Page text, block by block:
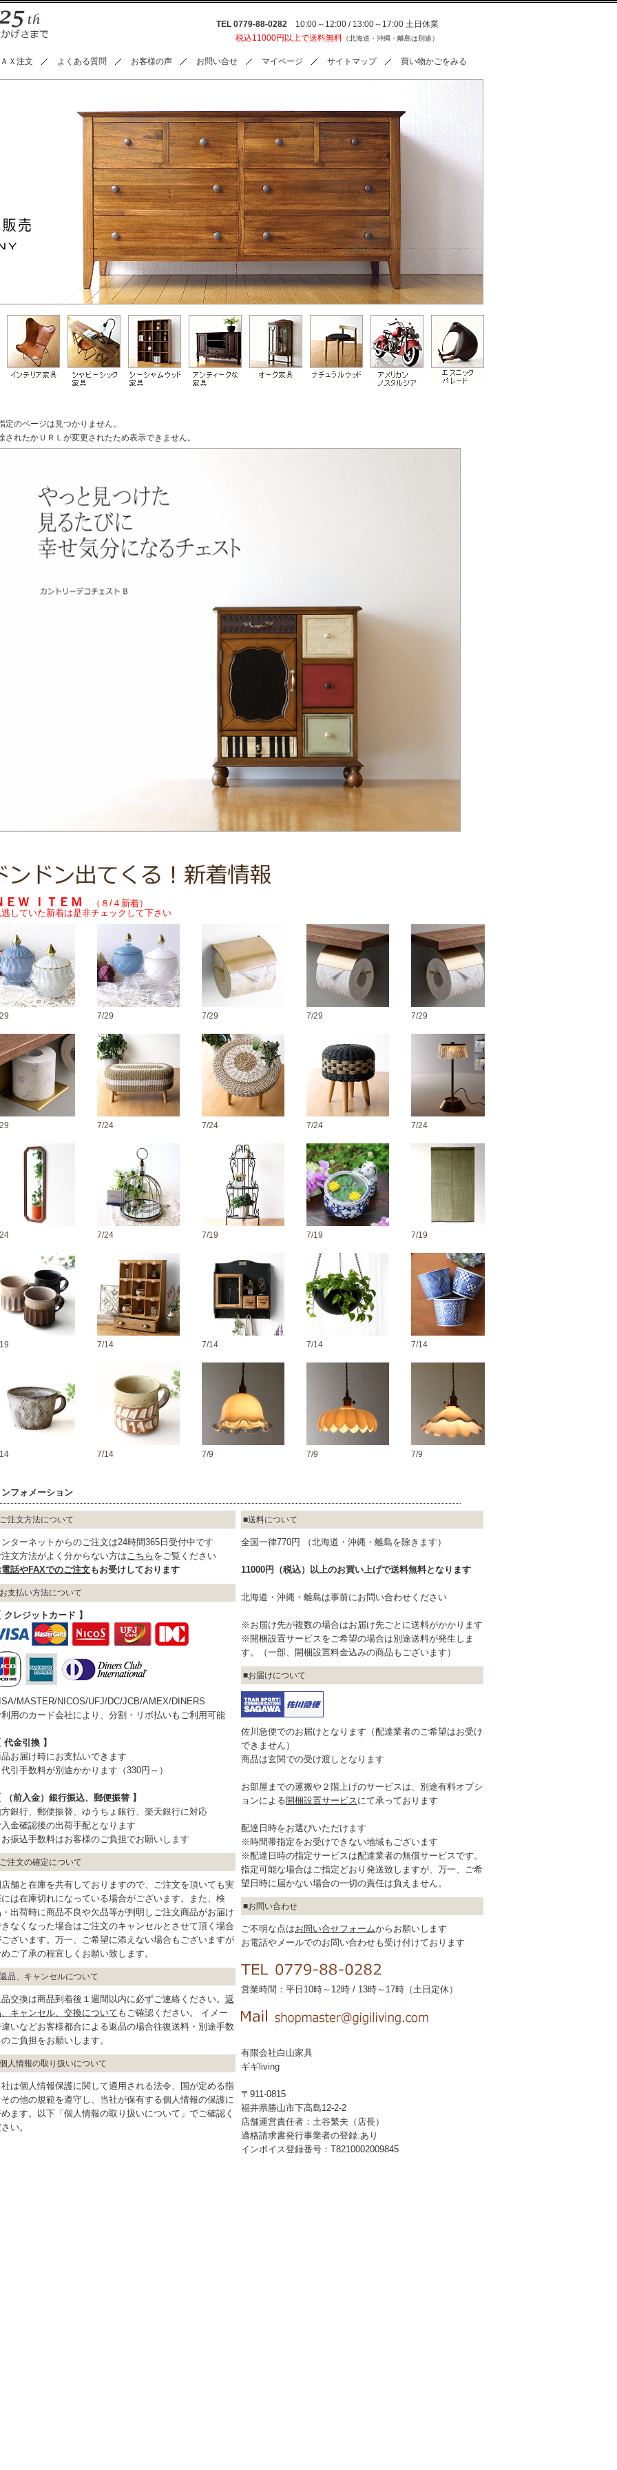
TEL 0779-88-0282 10:00～12:00 / 13:00～17:00 土日休業
税込11000円以上で送料無料 （北海道・沖縄・離島は別途）
Ｘ注文 よくある質問 お客様の声 お問い合せ マイページ サイトマップ 買い物かごをみる
定のページは見つかりません。
されたかＵＲＬが変更されたため表示できません。
ＥＷ ＩＴＥＭ
（８/４新着）
していた新着は是非チェックして下さい
7/29 7/29 7/29 7/29
7/24 7/24 7/24 7/24
7/24 7/19 7/19 7/19
7/14 7/14 7/14 7/14
7/14 7/9 7/9 7/9
フォメーション
ご注文方法について
ターネットからのご注文は24時間365日受付中です
文方法がよく分からない方はこちら をご覧ください
話やFAXでのご注文もお受けしております
お支払い方法について
クレジットカード 】
MASTER/NICOS/UFJ/DC/JCB/AMEX/DINERS
用のカード会社により、分割・リボ払いもご利用可能
代金引換 】
お届け時にお支払いできます
引手数料が別途かかります（330円～）
（前入金）銀行振込、郵便振替 】
銀行、郵便振替、ゆうちょ銀行、楽天銀行に対応
金確認後の出荷手配となります
振込手数料はお客様のご負担でお願いします
ご注文の確定について
舗と在庫を共有しておりますので、ご注文を頂いても実
は在庫切れになっている場合がございます。また、検
出荷時に商品不良や欠品等が判明しご注文商品がお届け
なくなった場合はご注文のキャンセルとさせて頂く場合
ざいます。万一、ご希望に添えない場合もございますが
ご了承の程宜しくお願い致します。
返品、キャンセルについて
交換は商品到着後１週間以内に必ずご連絡ください。 返
キャンセル、交換について もご確認ください。 イメー
いなどお客様都合による返品の場合往復送料・別途手数
ご負担をお願いします。
個人情報の取り扱いについて
は個人情報保護に関して適用される法令、国が定める指
の他の規範を遵守し、当社が保有する個人情報の保護に
ます。以下「個人情報の取り扱いについて」でご確認く
い。
送料について
全国一律770円 （北海道・沖縄・離島を除きます）
11000円（税込）以上のお買い上げで送料無料となります
北海道・沖縄・離島は事前にお問い合わせください
※お届け先が複数の場合はお届け先ごとに送料がかかります
※開梱設置サービスをご希望の場合は別途送料が発生しま
す。（一部、開梱設置料金込みの商品もございます）
お届けについて
佐川急便でのお届けとなります（配達業者のご希望はお受け
できません）
商品は玄関での受け渡しとなります
お部屋までの運搬や２階上げのサービスは、別途有料オプシ
ョンによる開梱設置サービスにて承っております
配達日時をお選びいただけます
※時間帯指定をお受けできない地域もございます
※配達日時の指定サービスは配達業者の無償サービスです。
指定可能な場合はご指定どおり発送致しますが、万一、ご希
望日時に届かない場合の一切の責任は負えません。
お問い合わせ
ご不明な点はお問い合せフォームからお願いします
お電話やメールでのお問い合わせも受け付けております
営業時間：平日10時～12時 / 13時～17時（土日定休）
有限会社白山家具
ギギliving
〒911-0815
福井県勝山市下高島12-2-2
店舗運営責任者：土谷繁夫（店長）
適格請求書発行事業者の登録:あり
インボイス登録番号：T8210002009845